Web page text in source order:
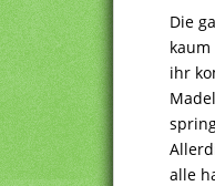
Die
ihr
alle